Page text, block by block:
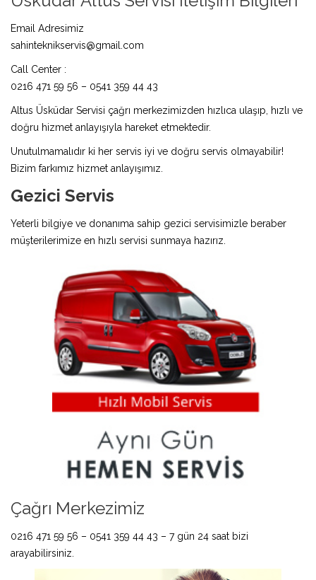
Email Adresimiz
sahinteknikservis@gmail.com
Call Center :
0216 471 59 56 – 0541 359 44 43
Altus Üsküdar Servisi çağrı merkezimizden hızlıca ulaşıp, hızlı ve
doğru hizmet anlayışıyla hareket etmektedir.
Unutulmamalıdır ki her servis iyi ve doğru servis olmayabilir!
Bizim farkımız hizmet anlayışımız.
Gezici Servis
Yeterli bilgiye ve donanıma sahip gezici servisimizle beraber
müşterilerimize en hızlı servisi sunmaya hazırız.
Çağrı Merkezimiz
0216 471 59 56 – 0541 359 44 43 – 7 gün 24 saat bizi
arayabilirsiniz.